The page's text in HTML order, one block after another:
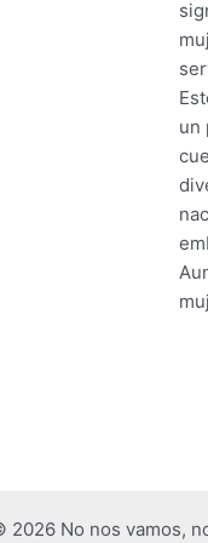
un
2026 No nos vamos,